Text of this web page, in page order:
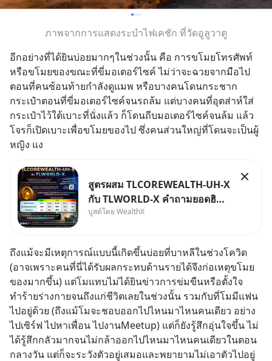
ภาพจากการแสดงระบำไฟเคชัก ที่วัดอูลูวาตู
อีกอย่างที่ได้ยินบ่อยมากๆในช่วงนั้น คือ การขโมยโทรศัพท์
หรือขโมยของขณะที่ขี่มอเตอร์ไซค์ ไม่ว่าจะฉวยจากมือไป
ตอนที่คนซ้อนท้ายกำลังดูแมพ หรือบางคนโดนกระชาก
กระเป๋าตอนที่ขี่มอเตอร์ไซค์จนรถล้ม แต่บางคนที่อุตส่าห์ใส่
กระเป๋าไว้ใต้เบาะที่นั่งแล้ว ก็โดนถีบมอเตอร์ไซค์จนล้ม แล้ว
โจรก็เปิดเบาะเพื่อขโมยของไป ซึ่งคนส่วนใหญ่ที่โดนจะเป็นผู้
หญิง แง
สูตรผสม TLCOREWEALTH-UH-X
กับ TLWORLD-X คำถามยอดฮิตที่
คนใช้ WealthX ถามเข้ามา
บูสต์โดย WealthX
ถึงแม้จะมีเหตุการณ์แบบนี้เกิดขึ้นบ่อยที่บาหลีในช่วงโควิด
(อาจเพราะคนที่นี่ได้รับผลกระทบด้านรายได้จึงก่อเหตุขโมย
ของมากขึ้น) แต่โมแทบไม่ได้ยินข่าวการข่มขืนหรือตั้งใจ
ทำร้ายร่างกายจนถึงแก่ชีวิตเลยในช่วงนั้น รวมกับที่โมมีแฟน
ไปอยู่ด้วย (ถึงแม้โมจะชอบออกไปไหนมาไหนคนเดียว อย่าง
ไปเซิร์ฟ ไปหาเพื่อน ไปงานMeetup) แต่ก็ยังรู้สึกอุ่นใจขึ้น ไม่
ได้รู้สึกกลัวมากจนไม่กล้าออกไปไหนมาไหนคนเดียวในตอน
กลางวัน แต่ก็จะระวังตัวอยู่เสมอและพยายามไม่เอาตัวไปอยู่